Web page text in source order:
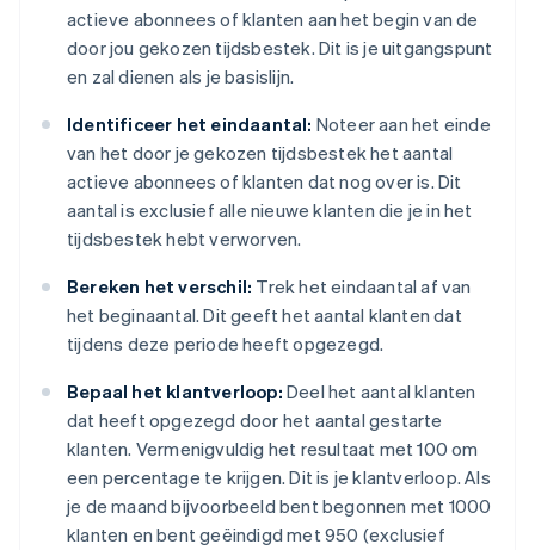
actieve abonnees of klanten aan het begin van de
door jou gekozen tijdsbestek. Dit is je uitgangspunt
en zal dienen als je basislijn.
Identificeer het eindaantal: Noteer aan het einde
van het door je gekozen tijdsbestek het aantal
actieve abonnees of klanten dat nog over is. Dit
aantal is exclusief alle nieuwe klanten die je in het
tijdsbestek hebt verworven.
Bereken het verschil: Trek het eindaantal af van
het beginaantal. Dit geeft het aantal klanten dat
tijdens deze periode heeft opgezegd.
Bepaal het klantverloop: Deel het aantal klanten
dat heeft opgezegd door het aantal gestarte
klanten. Vermenigvuldig het resultaat met 100 om
een percentage te krijgen. Dit is je klantverloop. Als
je de maand bijvoorbeeld bent begonnen met 1000
klanten en bent geëindigd met 950 (exclusief